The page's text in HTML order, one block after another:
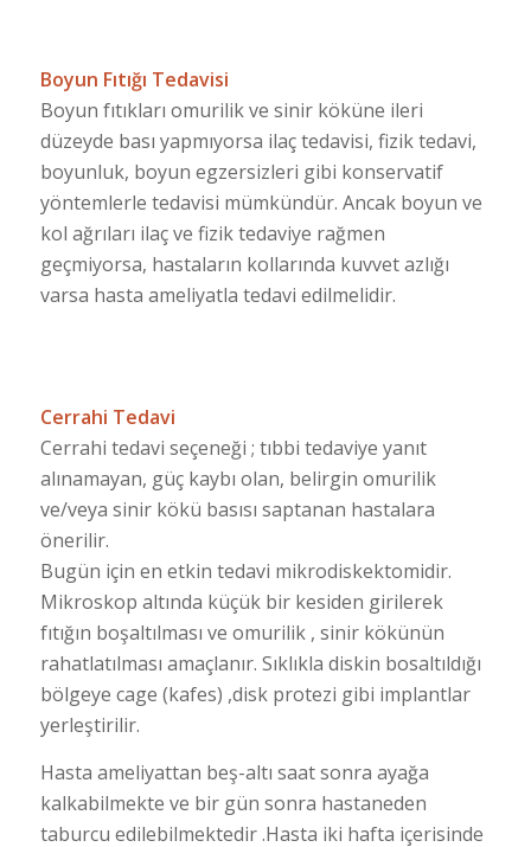
Boyun Fıtığı Tedavisi
Boyun fıtıkları omurilik ve sinir köküne ileri
düzeyde bası yapmıyorsa ilaç tedavisi, fizik tedavi,
boyunluk, boyun egzersizleri gibi konservatif
yöntemlerle tedavisi mümkündür. Ancak boyun ve
kol ağrıları ilaç ve fizik tedaviye rağmen
geçmiyorsa, hastaların kollarında kuvvet azlığı
varsa hasta ameliyatla tedavi edilmelidir.
Cerrahi Tedavi
Cerrahi tedavi seçeneği ; tıbbi tedaviye yanıt
alınamayan, güç kaybı olan, belirgin omurilik
ve/veya sinir kökü basısı saptanan hastalara
önerilir.
Bugün için en etkin tedavi mikrodiskektomidir.
Mikroskop altında küçük bir kesiden girilerek
fıtığın boşaltılması ve omurilik , sinir kökünün
rahatlatılması amaçlanır. Sıklıkla diskin bosaltıldığı
bölgeye cage (kafes) ,disk protezi gibi implantlar
yerleştirilir.
Hasta ameliyattan beş-altı saat sonra ayağa
kalkabilmekte ve bir gün sonra hastaneden
taburcu edilebilmektedir .Hasta iki hafta içerisinde